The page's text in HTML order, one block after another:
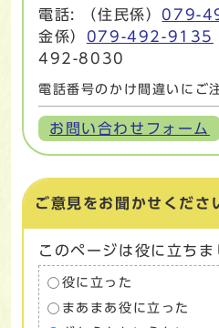
電話: （住民係） 079-
金係） 079-492-9135
492-8030
電話番号のかけ間違いにご
お問い合わせフォーム
ご意見をお聞かせくださ
このページは役に立ちま
役に立った
まあまあ役に立った